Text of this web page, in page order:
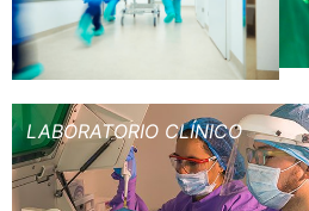
LABORATORIO CLÍNICO